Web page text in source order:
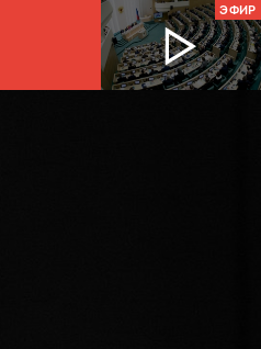
ЭФИР